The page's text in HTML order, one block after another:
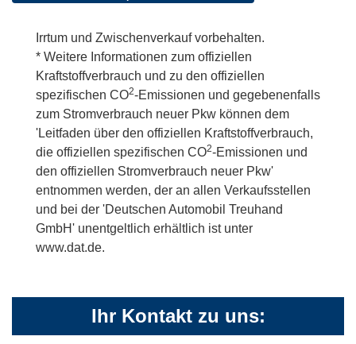
Irrtum und Zwischenverkauf vorbehalten.
* Weitere Informationen zum offiziellen
Kraftstoffverbrauch und zu den offiziellen
spezifischen CO2-Emissionen und gegebenenfalls
zum Stromverbrauch neuer Pkw können dem
'Leitfaden über den offiziellen Kraftstoffverbrauch,
die offiziellen spezifischen CO2-Emissionen und
den offiziellen Stromverbrauch neuer Pkw'
entnommen werden, der an allen Verkaufsstellen
und bei der 'Deutschen Automobil Treuhand
GmbH' unentgeltlich erhältlich ist unter
www.dat.de.
Ihr Kontakt zu uns: